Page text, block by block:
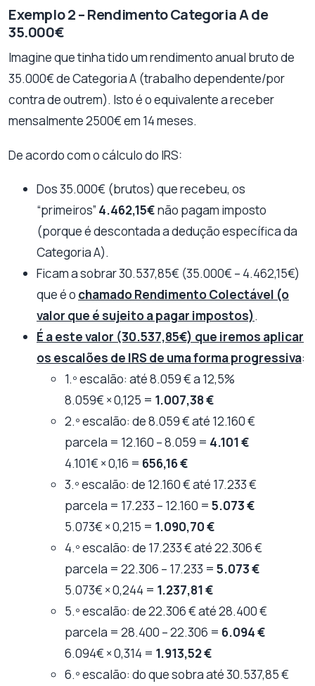
Exemplo 2 – Rendimento Categoria A de
35.000€
Imagine que tinha tido um rendimento anual bruto de
35.000€ de Categoria A (trabalho dependente/por
contra de outrem). Isto é o equivalente a receber
mensalmente 2500€ em 14 meses.
De acordo com o cálculo do IRS:
Dos 35.000€ (brutos) que recebeu, os
“primeiros” 4.462,15€não pagam imposto
(porque é descontada a dedução específica da
Categoria A).
Ficam a sobrar 30.537,85€ (35.000€ – 4.462,15€)
que é o chamado Rendimento Colectável (o
valor que é sujeito a pagar impostos).
É a este valor (30.537,85€) que iremos aplicar
os escalões de IRS de uma forma progressiva:
1.º escalão: até 8.059 € a 12,5%
8.059€ × 0,125 = 1.007,38 €
2.º escalão: de 8.059 € até 12.160 €
parcela = 12.160 – 8.059 = 4.101 €
4.101€ × 0,16 = 656,16 €
3.º escalão: de 12.160 € até 17.233 €
parcela = 17.233 – 12.160 = 5.073 €
5.073€ × 0,215 = 1.090,70 €
4.º escalão: de 17.233 € até 22.306 €
parcela = 22.306 – 17.233 = 5.073 €
5.073€ × 0,244 = 1.237,81 €
5.º escalão: de 22.306 € até 28.400 €
parcela = 28.400 – 22.306 = 6.094 €
6.094€ × 0,314 = 1.913,52 €
6.º escalão: do que sobra até 30.537,85 €